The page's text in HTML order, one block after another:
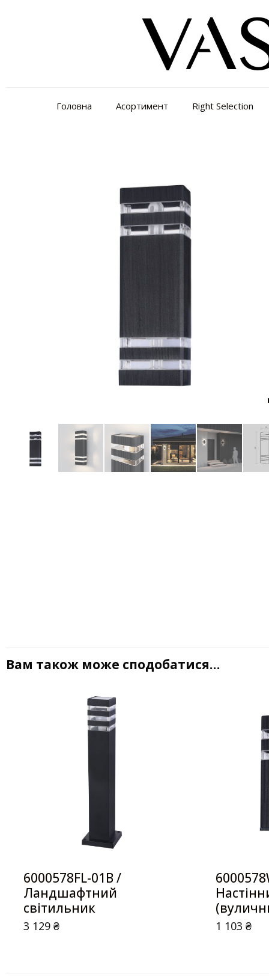
Головна Асортимент Right Selection
Вам також може сподобатися…
6000578FL-01B /
Ландшафтний
світильник
3 129₴ 1 103₴